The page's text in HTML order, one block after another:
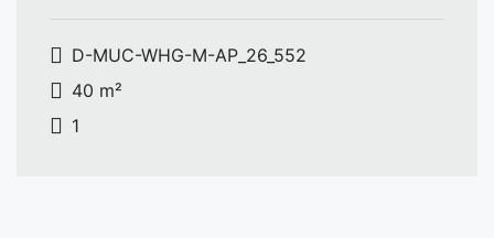
D-MUC-WHG-M-AP_26_552
40 m²
1